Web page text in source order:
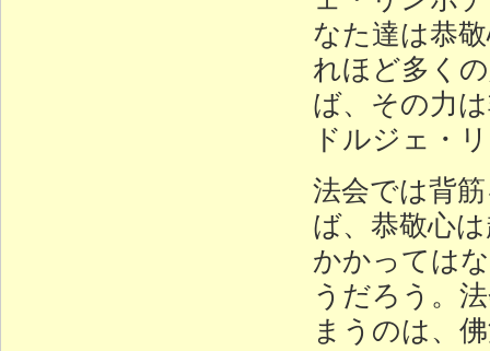
なた達は恭
れほど多く
ば、その力
ドルジェ・
法会では背
ば、恭敬心
かかっては
うだろう。
まうのは、